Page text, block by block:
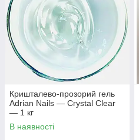
Кришталево-прозорий гель
Adrian Nails — Crystal Clear
— 1 кг
В наявності